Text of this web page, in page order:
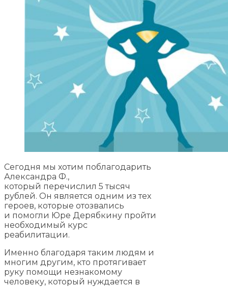
Сегодня мы хотим поблагодарить
Александра Ф.,
который перечислил 5 тысяч
рублей. Он является одним из тех
героев, которые отозвались
и помогли Юре Дерябкину пройти
необходимый курс
реабилитации.
Именно благодаря таким людям и
многим другим, кто протягивает
руку помощи незнакомому
человеку, который нуждается в